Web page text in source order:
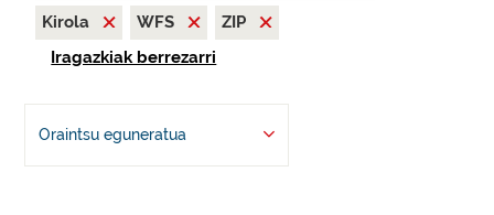
Kirola
WFS
ZIP
Iragazkiak berrezarri
Oraintsu eguneratua